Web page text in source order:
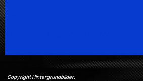
Copyright Hintergrundbilder: